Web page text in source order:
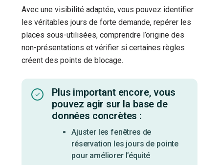
Avec une visibilité adaptée, vous pouvez identifier
les véritables jours de forte demande, repérer les
places sous-utilisées, comprendre l’origine des
non-présentations et vérifier si certaines règles
créent des points de blocage.
Plus important encore, vous
pouvez agir sur la base de
données concrètes :
Ajuster les fenêtres de
réservation les jours de pointe
pour améliorer l’équité